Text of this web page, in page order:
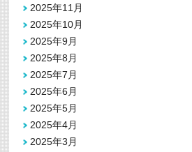
2025年11月
2025年10月
2025年9月
2025年8月
2025年7月
2025年6月
2025年5月
2025年4月
2025年3月